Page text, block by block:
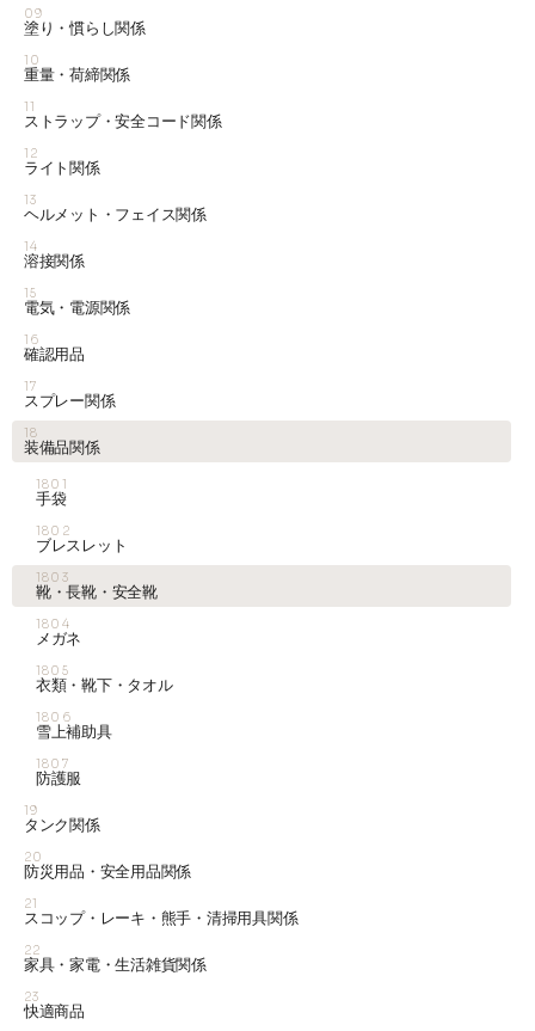
09
塗り・慣らし関係
10
重量・荷締関係
11
ストラップ・安全コード関係
12
ライト関係
13
ヘルメット・フェイス関係
14
溶接関係
15
電気・電源関係
16
確認用品
17
スプレー関係
18
装備品関係
1801
手袋
1802
ブレスレット
1803
靴・長靴・安全靴
1804
メガネ
1805
衣類・靴下・タオル
1806
雪上補助具
1807
防護服
19
タンク関係
20
防災用品・安全用品関係
21
スコップ・レーキ・熊手・清掃用具関係
22
家具・家電・生活雑貨関係
23
快適商品